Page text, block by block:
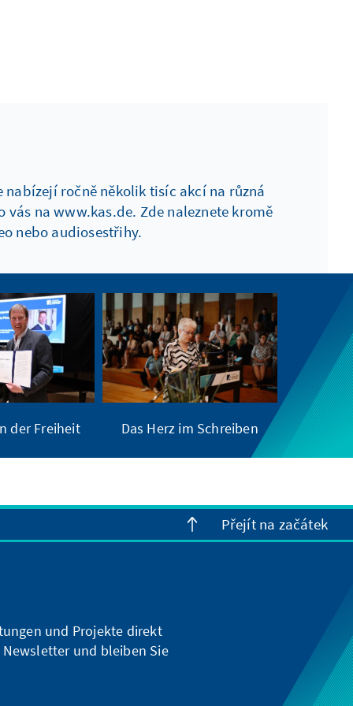
ročně několik tisíc akcí na různá
na www.kas.de. Zde naleznete kromě
nebo audiosestřihy.
der Freiheit Das Herz im Schreiben
Přejít na začátek
und Projekte direkt
und bleiben Sie